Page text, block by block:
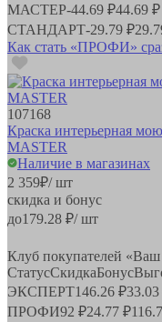
МАСТЕР-44.69 ₽44.69 ₽
СТАНДАРТ-29.79 ₽
Как стать «ПРОФИ»
107168
Краска интерьерная
MASTER
Наличие в магазинах
2 359₽/ шт
скидка и бонус
до179.28 ₽/ шт
Клуб покупателей
СтатусСкидкаБонус
ЭКСПЕРТ146.26 ₽
ПРОФИ92 ₽24.77 ₽